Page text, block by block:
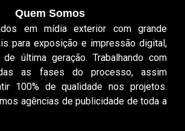
Quem Somos
em mídia exterior com grande
para exposição e impressão digital,
última geração. Trabalhando com
as fases do processo, assim
100% de qualidade nos projetos.
agências de publicidade de toda a